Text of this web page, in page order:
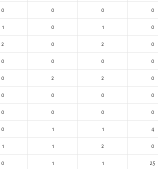
0 0 0 0
1 0 1 0
2 0 2 0
0 0 0 0
0 2 2 0
0 0 0 0
0 0 0 0
0 1 1 4
1 1 2 0
0 1 1 25